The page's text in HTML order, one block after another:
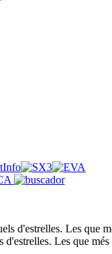
d'estrelles. Les que